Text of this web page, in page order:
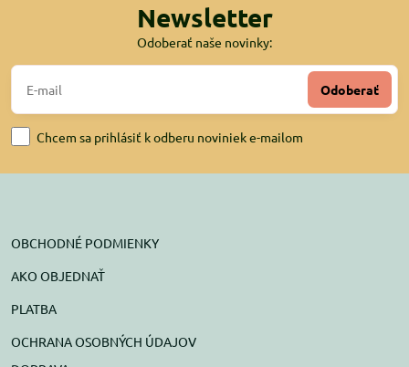
Newsletter
Odoberať naše novinky:
Odoberať
Chcem sa prihlásiť k odberu noviniek e-mailom
OBCHODNÉ PODMIENKY
AKO OBJEDNAŤ
PLATBA
OCHRANA OSOBNÝCH ÚDAJOV